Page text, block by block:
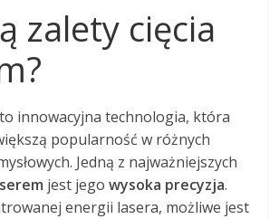
zalety cięcia
innowacyjna technologia, która
popularność w różnych
Jedną z najważniejszych
jest jegowysoka precyzja.
energii lasera, możliwe jest